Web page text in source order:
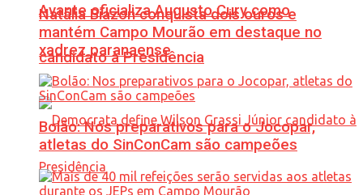
Avante oficializa Augusto Cury como
candidato à Presidência
Natália Biazon conquista dois ouros e
mantém Campo Mourão em destaque no
xadrez paranaense
Bolão: Nos preparativos para o Jocopar,
atletas do SinConCam são campeões